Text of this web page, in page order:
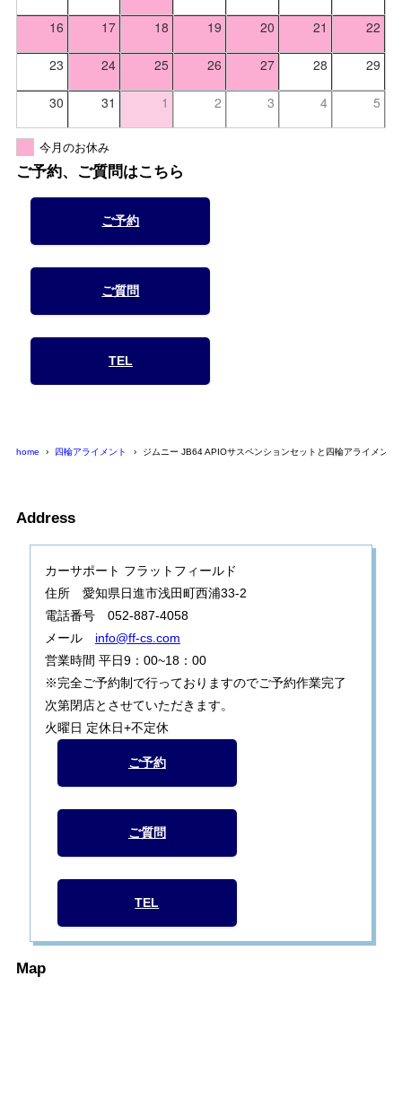
16 17 18 19 20 21 22
23 24 25 26 27 28 29
30 31 1 2 3 4 5
今月のお休み
ご予約、ご質問はこちら
ご予約
ご質問
TEL
home 四輪アライメント ジムニー JB64 APIOサスペンションセットと四輪アライメント
Address
カーサポート フラットフィールド
住所 愛知県日進市浅田町西浦33-2
電話番号 052-887-4058
メール info@ff-cs.com
営業時間 平日9：00~18：00
※完全ご予約制で行っておりますのでご予約作業完了
次第閉店とさせていただきます。
火曜日 定休日+不定休
ご予約
ご質問
TEL
Map